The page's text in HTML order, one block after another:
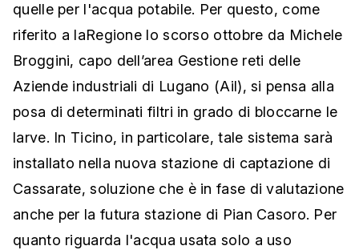
quelle per l'acqua potabile. Per questo, come
riferito a laRegione lo scorso ottobre da Michele
Broggini, capo dell’area Gestione reti delle
Aziende industriali di Lugano (Ail), si pensa alla
posa di determinati filtri in grado di bloccarne le
larve. In Ticino, in particolare, tale sistema sarà
installato nella nuova stazione di captazione di
Cassarate, soluzione che è in fase di valutazione
anche per la futura stazione di Pian Casoro. Per
quanto riguarda l'acqua usata solo a uso